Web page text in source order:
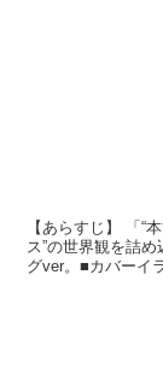
【あらすじ】 「“
ス”の世界観を詰
グver。■カバーイ